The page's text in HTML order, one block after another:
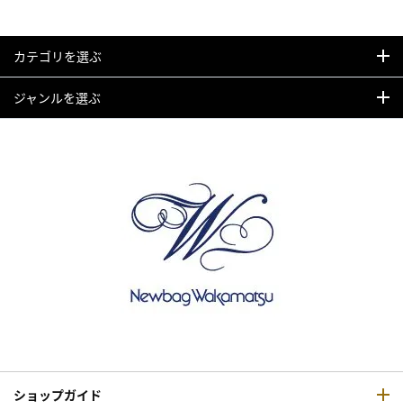
カテゴリを選ぶ
ジャンルを選ぶ
ショップガイド